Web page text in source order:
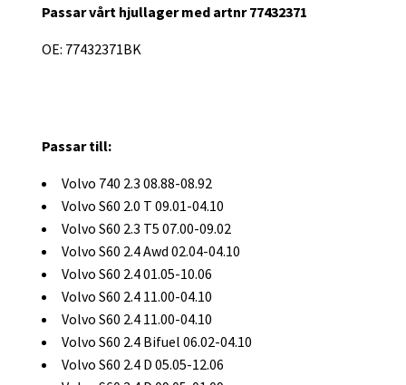
Passar vårt hjullager med artnr77432371
OE: 77432371BK
Passar till:
Volvo 740 2.3 08.88-08.92
Volvo S60 2.0 T 09.01-04.10
Volvo S60 2.3 T5 07.00-09.02
Volvo S60 2.4 Awd 02.04-04.10
Volvo S60 2.4 01.05-10.06
Volvo S60 2.4 11.00-04.10
Volvo S60 2.4 11.00-04.10
Volvo S60 2.4 Bifuel 06.02-04.10
Volvo S60 2.4 D 05.05-12.06